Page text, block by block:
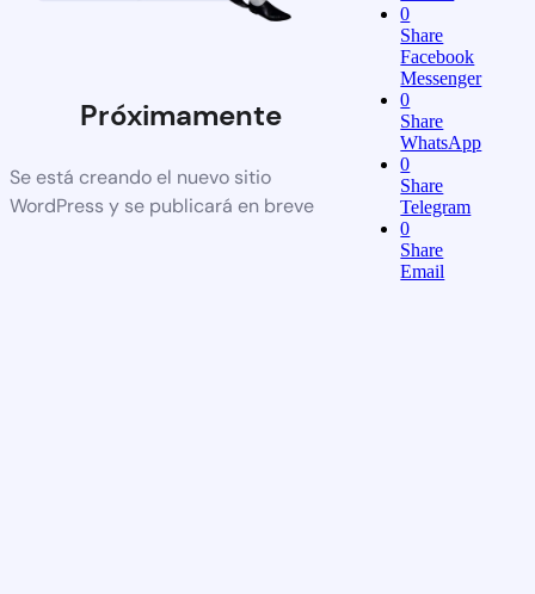
Próximamente
Se está creando el nuevo sitio
WordPress y se publicará en breve
0
Share
Facebook
Messenger
0
Share
WhatsApp
0
Share
Telegram
0
Share
Email